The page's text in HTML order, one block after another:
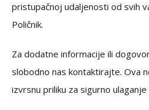
pristupačnoj udaljenosti od svih
Poličnik.
Za dodatne informacije ili
slobodno nas kontaktirajte. Ova
izvrsnu priliku za sigurno